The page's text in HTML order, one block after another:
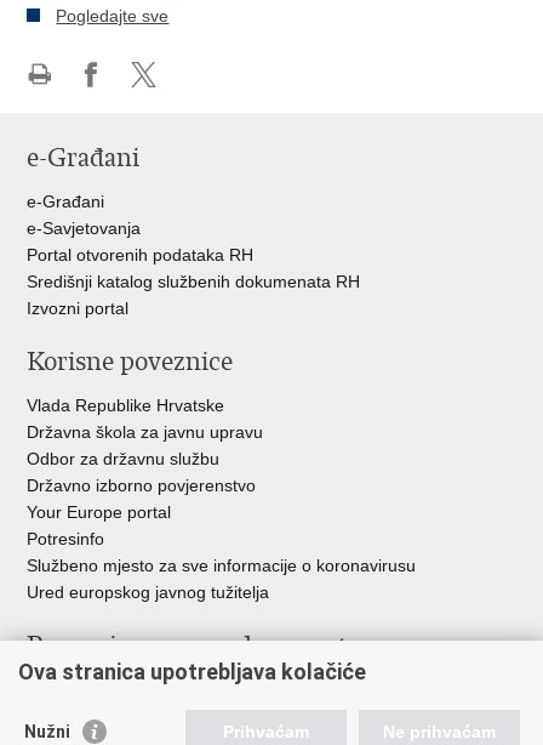
Pogledajte sve
FacebookuTwitteru
e-Građani
e-Građani
e-Savjetovanja
Portal otvorenih podataka RH
Središnji katalog službenih dokumenata RH
Izvozni portal
Korisne poveznice
Vlada Republike Hrvatske
Državna škola za javnu upravu
Odbor za državnu službu
Državno izborno povjerenstvo
Your Europe portal
Potresinfo
Službeno mjesto za sve informacije o koronavirusu
Ured europskog javnog tužitelja
Poveznice pravosudnog sustava
Državno odvjetništvo
Ova stranica upotrebljava kolačiće
Nužni Prihvaćam Ne prihvaćam